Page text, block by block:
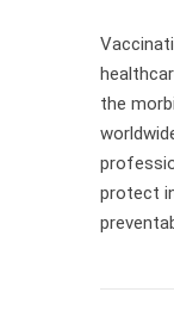
the
protect